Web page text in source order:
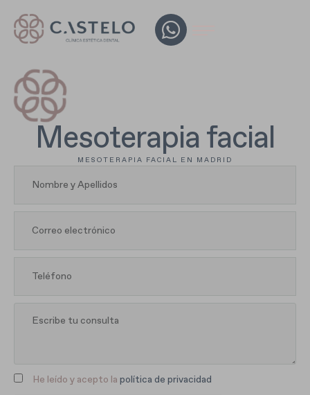
Mesoterapia facial
MESOTERAPIA FACIAL EN MADRID
He leído y acepto la política de privacidad